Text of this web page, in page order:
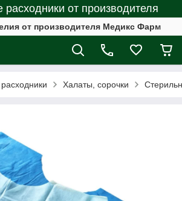
расходники от производителя
от производителя Медикс Фарм
Халаты, сорочки